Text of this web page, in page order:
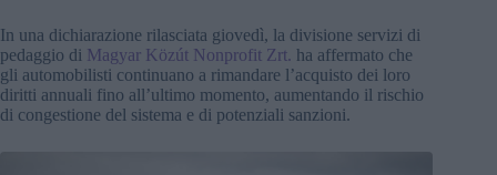
In una dichiarazione rilasciata giovedì, la divisione servizi di
pedaggio di Magyar Közút Nonprofit Zrt. ha affermato che
gli automobilisti continuano a rimandare l’acquisto dei loro
diritti annuali fino all’ultimo momento, aumentando il rischio
di congestione del sistema e di potenziali sanzioni.